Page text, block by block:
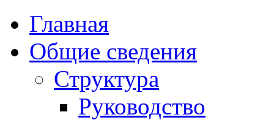
Главная
Общие сведения
Структура
Руководство